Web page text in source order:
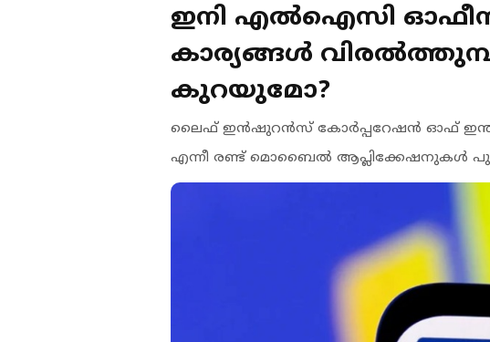
ഇനി എൽഐസി
കാര്യങ്ങൾ
കുറയുമോ?
ലൈഫ് ഇൻഷുറൻസ് കോർപ്പറേഷൻ ഓഫ് ഇന്ത്യ
എന്നീ രണ്ട് മൊബൈൽ ആപ്ലിക്കേഷനുകൾ